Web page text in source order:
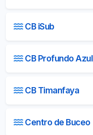
CB iSub
CB Profundo Azul
CB Timanfaya
Centro de Buceo